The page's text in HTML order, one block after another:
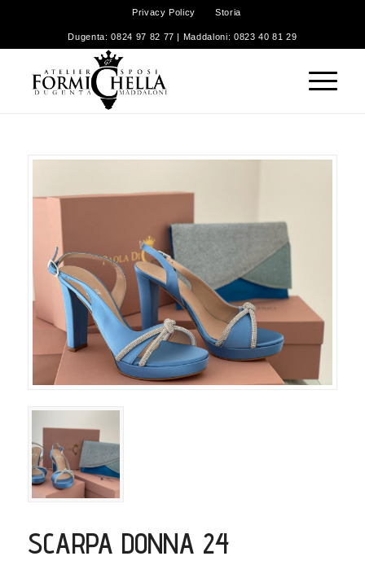
Privacy Policy Storia
Dugenta: 0824 97 82 77 | Maddaloni: 0823 40 81 29
SCARPA DONNA 24